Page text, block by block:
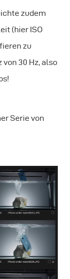
zudem
(hier ISO
zu
30 Hz, also
Serie von